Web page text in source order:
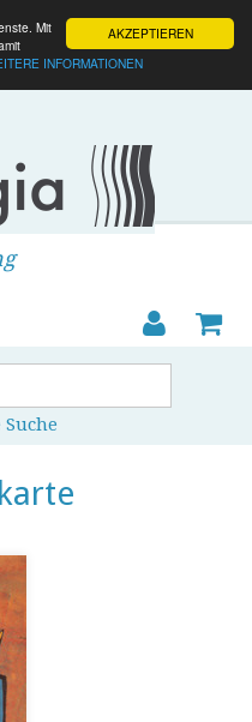
AKZEPTIEREN
Mit
INFORMATIONEN